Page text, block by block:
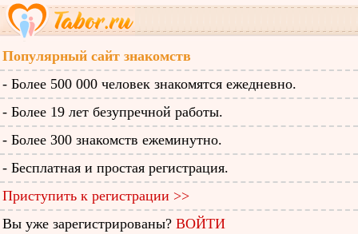
Популярный сайт знакомств
- Более 500 000 человек знакомятся ежедневно.
- Более 19 лет безупречной работы.
- Более 300 знакомств ежеминутно.
- Бесплатная и простая регистрация.
Приступить к регистрации >>
Вы уже зарегистрированы? ВОЙТИ